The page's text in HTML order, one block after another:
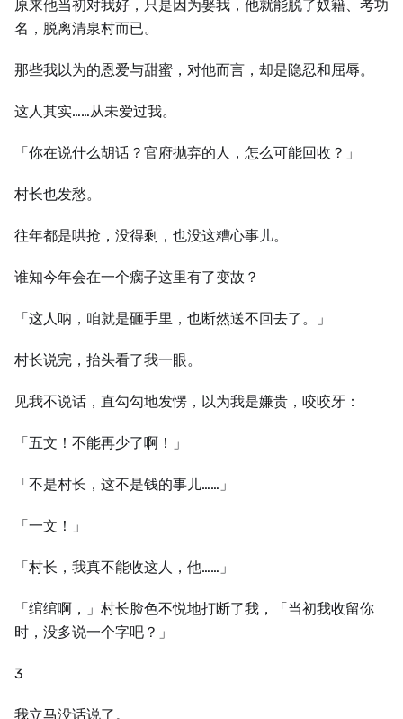
原来他当初对我好，只是因为娶我，他就能脱了奴籍、考功
名，脱离清泉村而已。
那些我以为的恩爱与甜蜜，对他而言，却是隐忍和屈辱。
这人其实……从未爱过我。
「你在说什么胡话？官府抛弃的人，怎么可能回收？」
村长也发愁。
往年都是哄抢，没得剩，也没这糟心事儿。
谁知今年会在一个瘸子这里有了变故？
「这人呐，咱就是砸手里，也断然送不回去了。」
村长说完，抬头看了我一眼。
见我不说话，直勾勾地发愣，以为我是嫌贵，咬咬牙：
「五文！不能再少了啊！」
「不是村长，这不是钱的事儿……」
「一文！」
「村长，我真不能收这人，他……」
「绾绾啊，」村长脸色不悦地打断了我，「当初我收留你
时，没多说一个字吧？」
3
我立马没话说了。